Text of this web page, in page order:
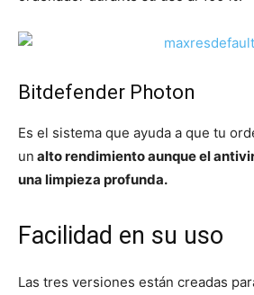
Bitdefender Photon
Es el sistema que ayuda a que tu
un alto rendimiento aunque el
una limpieza profunda.
Facilidad en su uso
Las tres versiones están creadas